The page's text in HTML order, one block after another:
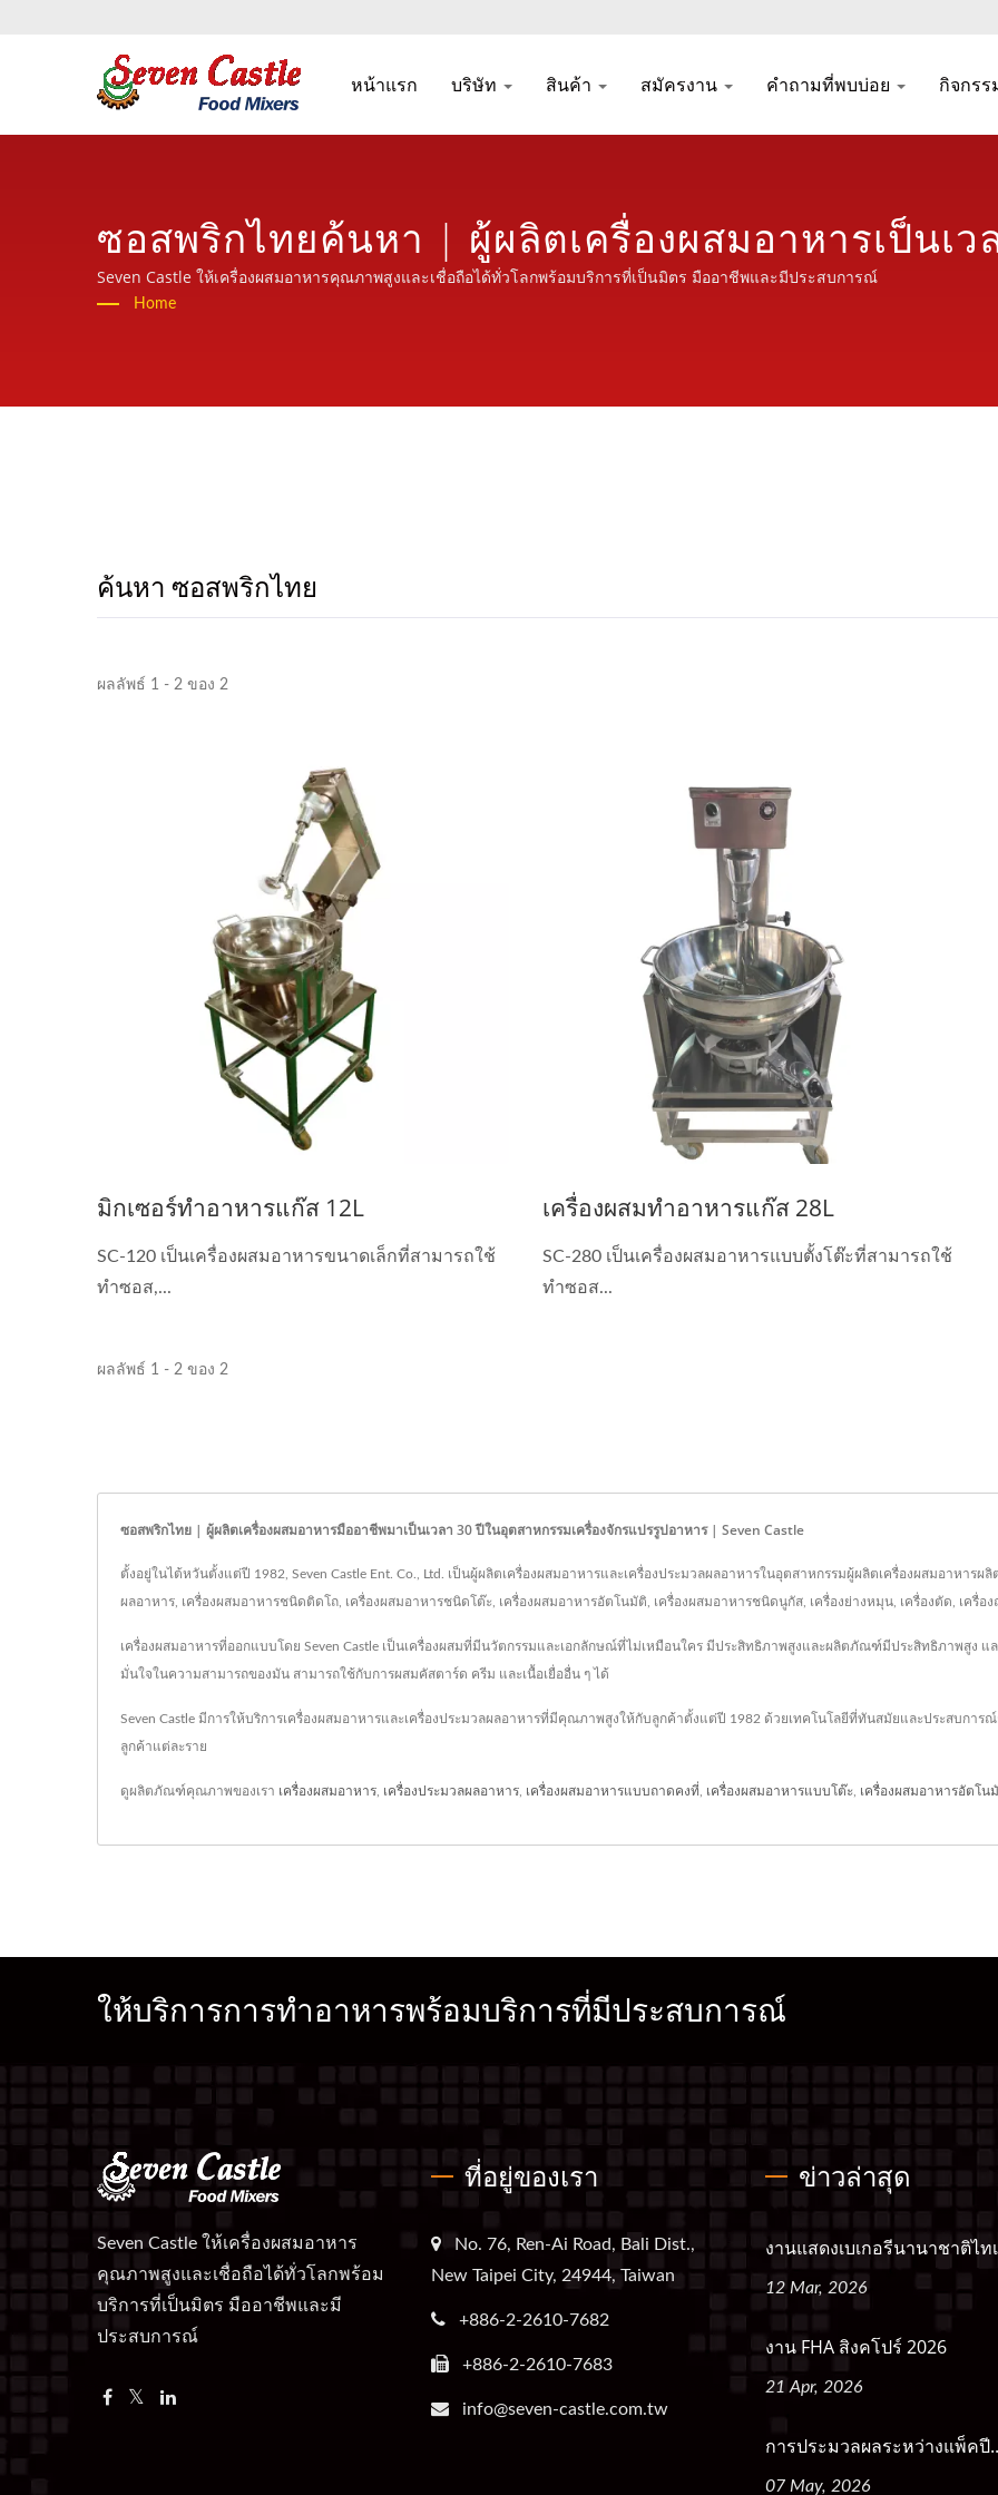
หน้าแรก บริษัท สินค้า สมัครงาน คำถามที่พบบ่อย กิจกรร
ซอสพริกไทยค้นหา | ผู้ผลิตเครื่องผสมอาหารเป็นเ
เครื่องประมวลผลอาหาร | Seven Castle
Seven Castle ให้เครื่องผสมอาหารคุณภาพสูงและเชื่อถือได้ทั่วโลกพร้อมบริการที่เป็นมิตร มืออาชีพและมีประสบการณ์
Home
ค้นหา ซอสพริกไทย
ผลลัพธ์ 1 - 2 ของ 2
มิกเซอร์ทำอาหารแก๊ส 12L
SC-120 เป็นเครื่องผสมอาหารขนาดเล็กที่สามารถใช้
ทำซอส,...
เครื่องผสมทำอาหารแก๊ส 28L
SC-280 เป็นเครื่องผสมอาหารแบบตั้งโต๊ะที่สามารถใช้
ทำซอส...
ผลลัพธ์ 1 - 2 ของ 2
ซอสพริกไทย | ผู้ผลิตเครื่องผสมอาหารมืออาชีพมาเป็นเวลา 30 ปีในอุตสาหกรรมเครื่องจักรแปรรูปอาหาร | Seven Castle
ตั้งอยู่ในไต้หวันตั้งแต่ปี 1982, Seven Castle Ent. Co., Ltd. เป็นผู้ผลิตเครื่องผสมอาหารและเครื่องประมวลผลอาหารในอุตสาหกรรมผู้ผลิตเครื่องผสมอาหาร
ผลอาหาร, เครื่องผสมอาหารชนิดติดโถ, เครื่องผสมอาหารชนิดโต๊ะ, เครื่องผสมอาหารอัตโนมัติ, เครื่องผสมอาหารชนิดนูกัส, เครื่องย่างหมุน, เครื่องตัด, เครื่อง
เครื่องผสมอาหารที่ออกแบบโดย Seven Castle เป็นเครื่องผสมที่มีนวัตกรรมและเอกลักษณ์ที่ไม่เหมือนใคร มีประสิทธิภาพสูงและผลิตภัณฑ์มีประสิทธิภาพสูง แ
มั่นใจในความสามารถของมัน สามารถใช้กับการผสมคัสตาร์ด ครีม และเนื้อเยื่ออื่น ๆ ได้
Seven Castle มีการให้บริการเครื่องผสมอาหารและเครื่องประมวลผลอาหารที่มีคุณภาพสูงให้กับลูกค้าตั้งแต่ปี 1982 ด้วยเทคโนโลยีที่ทันสมัยและประสบการ
ลูกค้าแต่ละราย
ดูผลิตภัณฑ์คุณภาพของเรา เครื่องผสมอาหาร เครื่องประมวลผลอาหาร เครื่องผสมอาหารแบบถาดคงที่ เครื่องผสมอาหารแบบโต๊ะ เครื่องผสมอาหารอัตโน
ให้บริการการทำอาหารพร้อมบริการที่มีประสบการณ์
Seven Castle ให้เครื่องผสมอาหาร
คุณภาพสูงและเชื่อถือได้ทั่วโลกพร้อม
บริการที่เป็นมิตร มืออาชีพและมี
ประสบการณ์
ที่อยู่ของเรา
No. 76, Ren-Ai Road, Bali Dist.,
New Taipei City, 24944, Taiwan
+886-2-2610-7682
+886-2-2610-7683
info@seven-castle.com.tw
ข่าวล่าสุด
งานแสดงเบเกอรีนานาชาติไท
12 Mar, 2026
งาน FHA สิงคโปร์ 2026
21 Apr, 2026
การประมวลผลระหว่างแพ็คปี
07 May, 2026